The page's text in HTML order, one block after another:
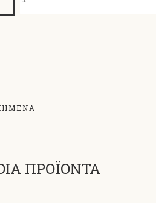
ΠΡΟΪΟΝΤΑ